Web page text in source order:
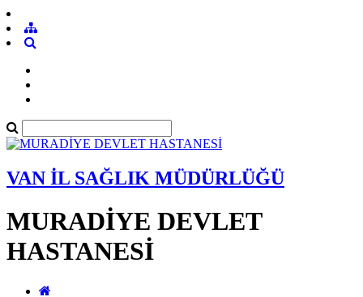
VAN İL SAĞLIK MÜDÜRLÜĞÜ
MURADİYE DEVLET
HASTANESİ